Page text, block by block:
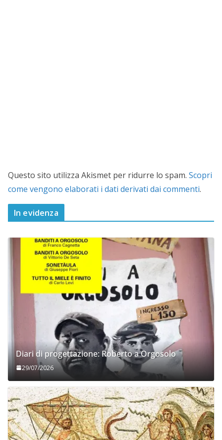
Questo sito utilizza Akismet per ridurre lo spam. Scopri
come vengono elaborati i dati derivati dai commenti.
In evidenza
Diari di progettazione: Roberto a Orgosolo
29/07/2026